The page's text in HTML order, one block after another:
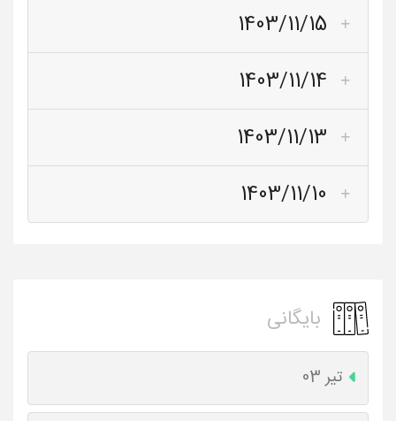
1403/11/15
1403/11/14
1403/11/13
1403/11/10
بایگانی
تیر 03